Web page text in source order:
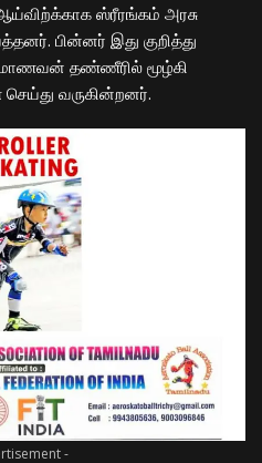
ஸ்ரீரங்கம் அரசு
பின்னர் இது குறித்து
மாணவன் தண்ணீரில் மூழ்கி
செய்து வருகின்றனர்.
-